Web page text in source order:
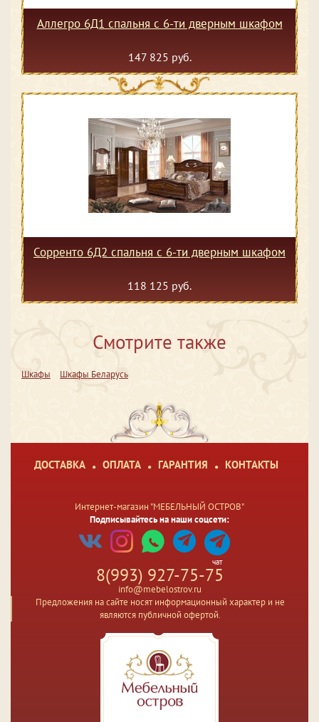
Аллегро 6Д1 спальня с 6-ти дверным шкафом
147 825 руб.
Сорренто 6Д2 спальня с 6-ти дверным шкафом
118 125 руб.
Смотрите также
Шкафы Шкафы Беларусь
ДОСТАВКА ОПЛАТА ГАРАНТИЯ КОНТАКТЫ
Интернет-магазин "МЕБЕЛЬНЫЙ ОСТРОВ"
Подписывайтесь на наши соцсети:
чат
8(993) 927-75-75
info@mebelostrov.ru
Предложения на сайте носят информационный характер и не
являются публичной офертой.